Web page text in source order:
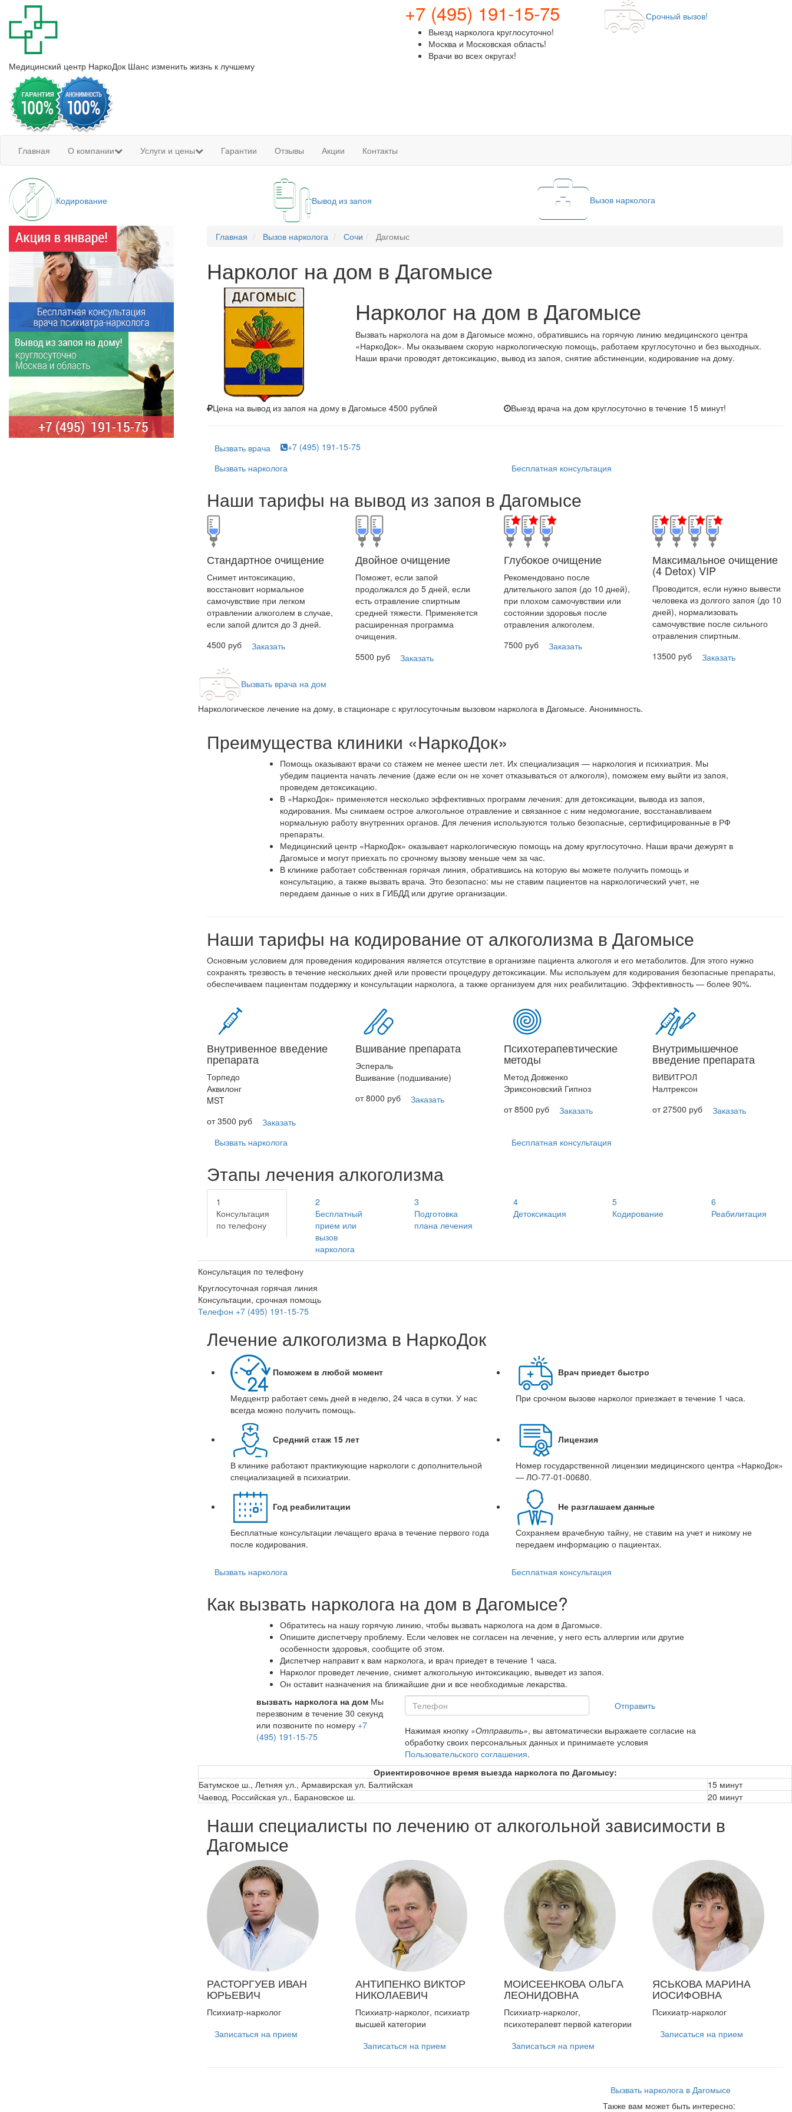
Медицинский центр НаркоДок Шанс изменить жизнь к лучшему
+7 (495) 191-15-75
Выезд нарколога круглосуточно!
Москва и Московская область!
Врачи во всех округах!
Срочный вызов!
Главная О компании Услуги и цены Гарантии Отзывы Акции Контакты
Кодирование Вывод из запоя Вызов нарколога
Главная Вызов нарколога Сочи Дагомыс
Нарколог на дом в Дагомысе
Нарколог на дом в Дагомысе
Вызвать нарколога на дом в Дагомысе можно, обратившись на горячую линию медицинского центра
«НаркоДок». Мы оказываем скорую наркологическую помощь, работаем круглосуточно и без выходных.
Наши врачи проводят детоксикацию, вывод из запоя, снятие абстиненции, кодирование на дому.
Цена на вывод из запоя на дому в Дагомысе 4500 рублей Выезд врача на дом круглосуточно в течение 15 минут!
Вызвать врача
+7 (495) 191-15-75
Вызвать нарколога
Бесплатная консультация
Наши тарифы на вывод из запоя в Дагомысе
Стандартное очищение
Снимет интоксикацию,
восстановит нормальное
самочувствие при легком
отравлении алкоголем в случае,
если запой длится до 3 дней.
4500 руб
Заказать
Двойное очищение
Поможет, если запой
продолжался до 5 дней, если
есть отравление спиртным
средней тяжести. Применяется
расширенная программа
очищения.
5500 руб
Заказать
Глубокое очищение
Рекомендовано после
длительного запоя (до 10 дней),
при плохом самочувствии или
состоянии здоровья после
отравления алкоголем.
7500 руб
Заказать
Максимальное очищение
(4 Detox) VIP
Проводится, если нужно вывести
человека из долгого запоя (до 10
дней), нормализовать
самочувствие после сильного
отравления спиртным.
13500 руб
Заказать
Вызвать врача на дом
Наркологическое лечение на дому, в стационаре с круглосуточным вызовом нарколога в Дагомысе. Анонимность.
Преимущества клиники «НаркоДок»
Помощь оказывают врачи со стажем не менее шести лет. Их специализация — наркология и психиатрия. Мы
убедим пациента начать лечение (даже если он не хочет отказываться от алкоголя), поможем ему выйти из запоя,
проведем детоксикацию.
В «НаркоДок» применяется несколько эффективных программ лечения: для детоксикации, вывода из запоя,
кодирования. Мы снимаем острое алкогольное отравление и связанное с ним недомогание, восстанавливаем
нормальную работу внутренних органов. Для лечения используются только безопасные, сертифицированные в РФ
препараты.
Медицинский центр «НаркоДок» оказывает наркологическую помощь на дому круглосуточно. Наши врачи дежурят в
Дагомысе и могут приехать по срочному вызову меньше чем за час.
В клинике работает собственная горячая линия, обратившись на которую вы можете получить помощь и
консультацию, а также вызвать врача. Это безопасно: мы не ставим пациентов на наркологический учет, не
передаем данные о них в ГИБДД или другие организации.
Наши тарифы на кодирование от алкоголизма в Дагомысе
Основным условием для проведения кодирования является отсутствие в организме пациента алкоголя и его метаболитов. Для этого нужно
сохранять трезвость в течение нескольких дней или провести процедуру детоксикации. Мы используем для кодирования безопасные препараты,
обеспечиваем пациентам поддержку и консультации нарколога, а также организуем для них реабилитацию. Эффективность — более 90%.
Внутривенное введение
препарата
Торпедо
Аквилонг
MST
от 3500 руб
Заказать
Вшивание препарата
Эспераль
Вшивание (подшивание)
от 8000 руб
Заказать
Психотерапевтические
методы
Метод Довженко
Эриксоновский Гипноз
от 8500 руб
Заказать
Внутримышечное
введение препарата
ВИВИТРОЛ
Налтрексон
от 27500 руб
Заказать
Вызвать нарколога Бесплатная консультация
Этапы лечения алкоголизма
1
Консультация
по телефону
2
Бесплатный
прием или
вызов
нарколога
3
Подготовка
плана лечения
4
Детоксикация
5
Кодирование
6
Реабилитация
Консультация по телефону
Круглосуточная горячая линия
Консультации, срочная помощь
Телефон +7 (495) 191-15-75
Лечение алкоголизма в НаркоДок
Поможем в любой момент
Медцентр работает семь дней в неделю, 24 часа в сутки. У нас
всегда можно получить помощь.
Врач приедет быстро
При срочном вызове нарколог приезжает в течение 1 часа.
Средний стаж 15 лет
В клинике работают практикующие наркологи с дополнительной
специализацией в психиатрии.
Лицензия
Номер государственной лицензии медицинского центра «НаркоДок»
— ЛО-77-01-00680.
Год реабилитации
Бесплатные консультации лечащего врача в течение первого года
после кодирования.
Не разглашаем данные
Сохраняем врачебную тайну, не ставим на учет и никому не
передаем информацию о пациентах.
Вызвать нарколога Бесплатная консультация
Как вызвать нарколога на дом в Дагомысе?
Обратитесь на нашу горячую линию, чтобы вызвать нарколога на дом в Дагомысе.
Опишите диспетчеру проблему. Если человек не согласен на лечение, у него есть аллергии или другие
особенности здоровья, сообщите об этом.
Диспетчер направит к вам нарколога, и врач приедет в течение 1 часа.
Нарколог проведет лечение, снимет алкогольную интоксикацию, выведет из запоя.
Он оставит назначения на ближайшие дни и все необходимые лекарства.
вызвать нарколога на дом Мы
перезвоним в течение 30 секунд
или позвоните по номеру +7
(495) 191-15-75
Отправить
Нажимая кнопку «Отправить», вы автоматически выражаете согласие на
обработку своих персональных данных и принимаете условия
Пользовательского соглашения.
Ориентировочное время выезда нарколога по Дагомысу:
Батумское ш., Летняя ул., Армавирская ул. Балтийская
15 минут
Чаевод, Российская ул., Барановское ш.
20 минут
Наши специалисты по лечению от алкогольной зависимости в
Дагомысе
РАСТОРГУЕВ ИВАН
ЮРЬЕВИЧ
Психиатр-нарколог
Записаться на прием
АНТИПЕНКО ВИКТОР
НИКОЛАЕВИЧ
Психиатр-нарколог, психиатр
высшей категории
Записаться на прием
МОИСЕЕНКОВА ОЛЬГА
ЛЕОНИДОВНА
Психиатр-нарколог,
психотерапевт первой категории
Записаться на прием
ЯСЬКОВА МАРИНА
ИОСИФОВНА
Психиатр-нарколог
Записаться на прием
Вызвать нарколога в Дагомысе
Также вам может быть интересно: